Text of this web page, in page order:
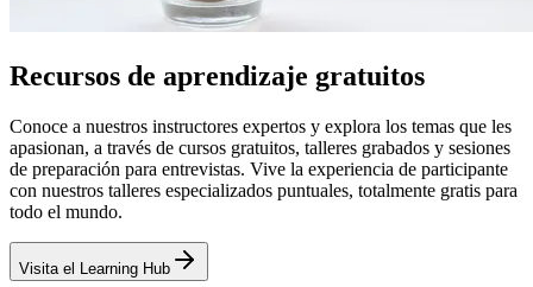
Recursos de aprendizaje gratuitos
Conoce a nuestros instructores expertos y explora los temas que les
apasionan, a través de cursos gratuitos, talleres grabados y sesiones
de preparación para entrevistas. Vive la experiencia de participante
con nuestros talleres especializados puntuales, totalmente gratis para
todo el mundo.
Visita el Learning Hub